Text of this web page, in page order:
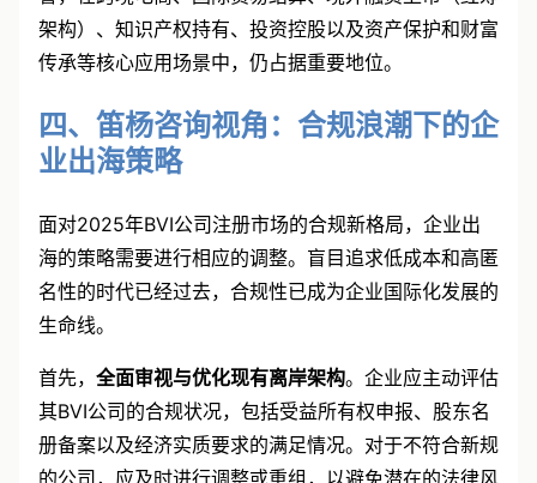
誉，在跨境电商、国际贸易结算、境外融资上市（红筹
架构）、知识产权持有、投资控股以及资产保护和财富
四、笛杨咨询视角：合规浪潮下的企
业出海策略
面对2025年BVI公司注册市场的合规新格局，企业出
海的策略需要进行相应的调整。盲目追求低成本和高匿
名性的时代已经过去，合规性已成为企业国际化发展的
首先，全面审视与优化现有离岸架构。企业应主动评估
其BVI公司的合规状况，包括受益所有权申报、股东名
册备案以及经济实质要求的满足情况。对于不符合新规